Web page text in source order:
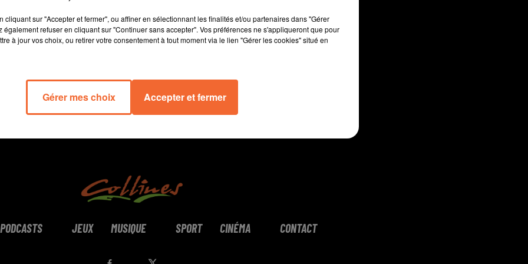
13 min 27 sec
PODCASTS JEUX MUSIQUE SPORT CINÉMA CONTACT
cliquant sur "Accepter et fermer", ou affiner en sélectionnant les finalités et/ou partenaires dans "Gérer
également refuser en cliquant sur "Continuer sans accepter". Vos préférences ne s'appliqueront que pour
à jour vos choix, ou retirer votre consentement à tout moment via le lien "Gérer les cookies" situé en
Gérer mes choix Accepter et fermer